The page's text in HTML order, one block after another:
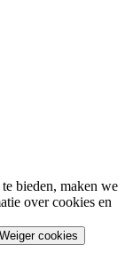
bieden, maken we
over cookies en
Weiger cookies